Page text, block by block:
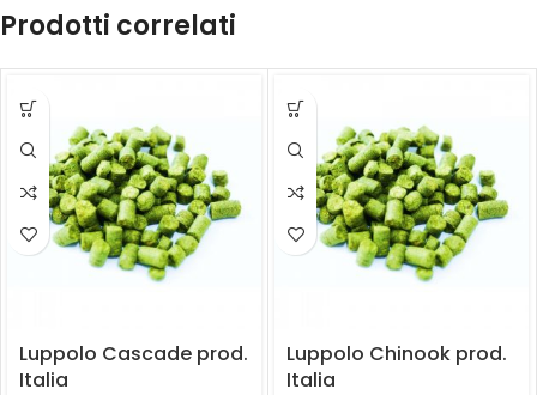
Prodotti correlati
Luppolo Cascade prod.
Italia
Luppolo Chinook prod.
Italia